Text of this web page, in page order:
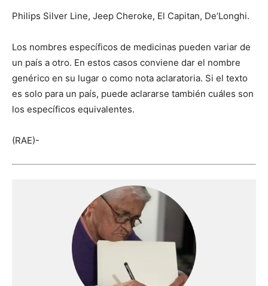
Philips Silver Line, Jeep Cheroke, El Capitan, De’Longhi.
Los nombres específicos de medicinas pueden variar de
un país a otro. En estos casos conviene dar el nombre
genérico en su lugar o como nota aclaratoria. Si el texto
es solo para un país, puede aclararse también cuáles son
los específicos equivalentes.
(RAE)-